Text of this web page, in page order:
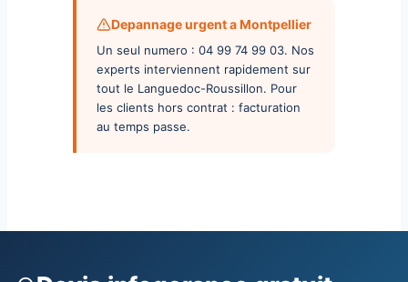
Depannage urgent a Montpellier
Un seul numero : 04 99 74 99 03. Nos
experts interviennent rapidement sur
tout le Languedoc-Roussillon. Pour
les clients hors contrat : facturation
au temps passe.